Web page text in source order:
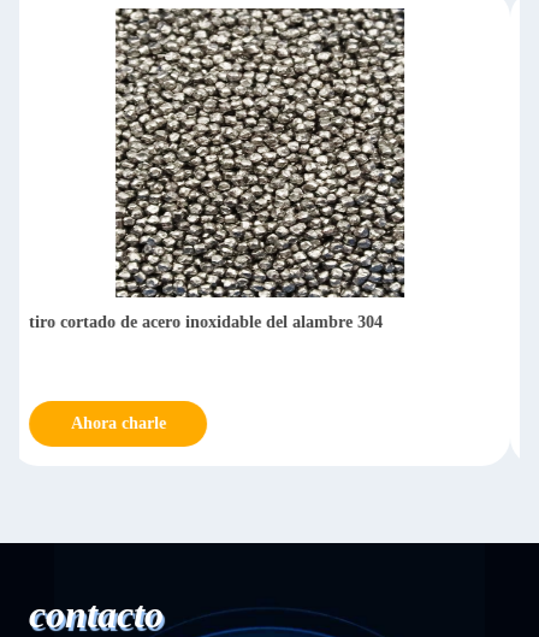
Ventas calientes de granalla de alambre cortado de acero
Ahora charle
contacto